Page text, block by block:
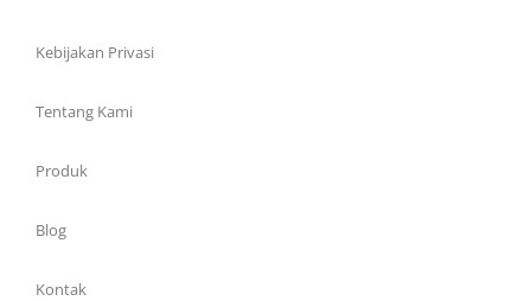
Kebijakan Privasi
Tentang Kami
Produk
Blog
Kontak